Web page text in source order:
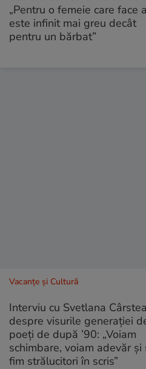
„Pentru o femeie care face
este infinit mai greu decât
pentru un bărbat”
Vacanțe și Cultură
Interviu cu Svetlana
despre visurile generației
poeți de după ’90: „Voiam
schimbare, voiam adevăr și
fim strălucitori în scris”